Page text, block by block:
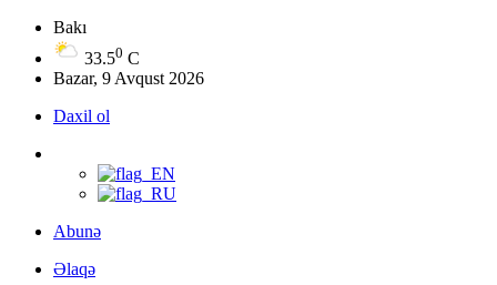
Bakı
33.50 C
Bazar, 9 Avqust 2026
Daxil ol
Abunə
Əlaqə